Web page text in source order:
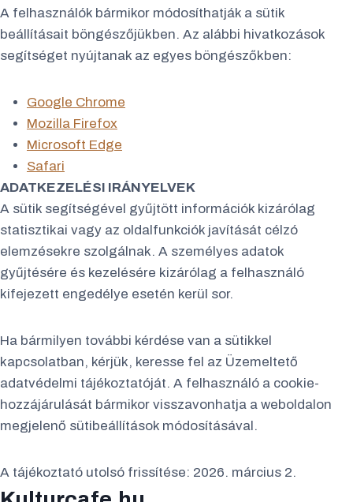
A felhasználók bármikor módosíthatják a sütik
beállításait böngészőjükben. Az alábbi hivatkozások
segítséget nyújtanak az egyes böngészőkben:
Google Chrome
Mozilla Firefox
Microsoft Edge
Safari
ADATKEZELÉSI IRÁNYELVEK
A sütik segítségével gyűjtött információk kizárólag
statisztikai vagy az oldalfunkciók javítását célzó
elemzésekre szolgálnak. A személyes adatok
gyűjtésére és kezelésére kizárólag a felhasználó
kifejezett engedélye esetén kerül sor.
Ha bármilyen további kérdése van a sütikkel
kapcsolatban, kérjük, keresse fel az Üzemeltető
adatvédelmi tájékoztatóját. A felhasználó a cookie-
hozzájárulását bármikor visszavonhatja a weboldalon
megjelenő sütibeállítások módosításával.
A tájékoztató utolsó frissítése: 2026. március 2.